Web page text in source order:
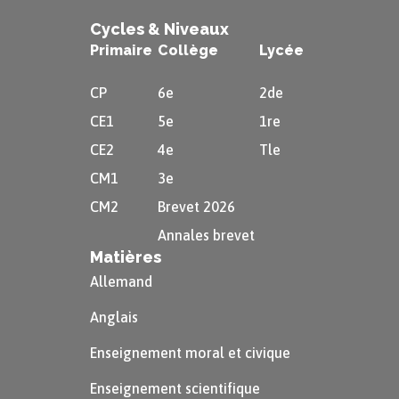
Ce cycle permet la formation de $2$
molécules d’ATP, $6$ molécules de
La chaîne respiratoire
La chaîne respiratoire est un ensemble
de réactions d’oxydo-réduction qui
entraînent le passage de protons
Cycles & Niveaux
Primaire
CP
CE1
CE2
CM1
CM2
Collège
6e
5e
4e
3e
Brevet 2026
Annales brevet
Lycée
2de
1re
Tle
Matières
Allemand
Anglais
Enseignement moral et civique
Enseignement scientifique